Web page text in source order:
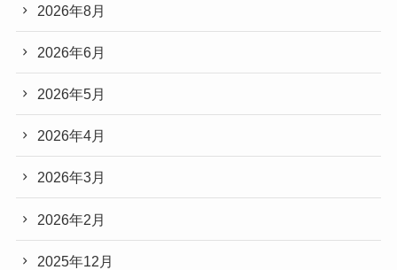
2026年8月
2026年6月
2026年5月
2026年4月
2026年3月
2026年2月
2025年12月